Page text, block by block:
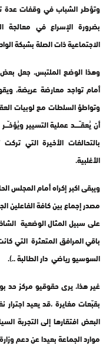
وتؤطر الشباب في وقفات عدة
بضرورة الإسراع في معالجة
الاجتماعية ذات الصلة بشبكة
وهذا الوضع الملتبس، جعل
أمام تواجد معارضة عريضة،
وتواطؤ السلطات مع لوبيات
أن يُعقـّــــد عملية التسيير
بالتحالفات الأخيرة التي
الأغلبية.
ويبقى اكبر إكراه أمام المجلس
مصدر إجماع بين كافة الفاعلين
على سبيل المثال الوضعية
باقي المرافق المتعثرة التي
السوسيو رياضي دار الطالبة ..).
غير هذا، يرى حقوقيو مركز حد
بقبّعات مغايرة ،قد يعيد
البعض افتقارها إلى التجربة
موارد الجماعة بعيدا عن دعم